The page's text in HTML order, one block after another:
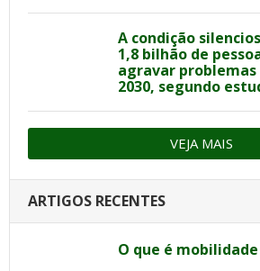
A condição
1,8 bilhão de
agravar problemas
2030, segundo
VEJA MAIS
ARTIGOS RECENTES
O que é